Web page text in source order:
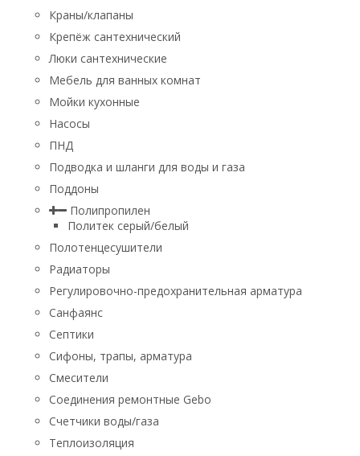
Краны/клапаны
Крепёж сантехнический
Люки сантехнические
Мебель для ванных комнат
Мойки кухонные
Насосы
ПНД
Подводка и шланги для воды и газа
Поддоны
Полипропилен
Политек серый/белый
Полотенцесушители
Радиаторы
Регулировочно-предохранительная арматура
Санфаянс
Септики
Сифоны, трапы, арматура
Смесители
Соединения ремонтные Gebo
Счетчики воды/газа
Теплоизоляция